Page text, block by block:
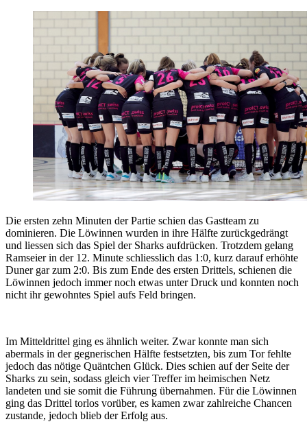
Die ersten zehn Minuten der Partie schien das Gastteam zu
dominieren. Die Löwinnen wurden in ihre Hälfte zurückgedrängt
und liessen sich das Spiel der Sharks aufdrücken. Trotzdem gelang
Ramseier in der 12. Minute schliesslich das 1:0, kurz darauf erhöhte
Duner gar zum 2:0. Bis zum Ende des ersten Drittels, schienen die
Löwinnen jedoch immer noch etwas unter Druck und konnten noch
nicht ihr gewohntes Spiel aufs Feld bringen.
Im Mitteldrittel ging es ähnlich weiter. Zwar konnte man sich
abermals in der gegnerischen Hälfte festsetzten, bis zum Tor fehlte
jedoch das nötige Quäntchen Glück. Dies schien auf der Seite der
Sharks zu sein, sodass gleich vier Treffer im heimischen Netz
landeten und sie somit die Führung übernahmen. Für die Löwinnen
ging das Drittel torlos vorüber, es kamen zwar zahlreiche Chancen
zustande, jedoch blieb der Erfolg aus.